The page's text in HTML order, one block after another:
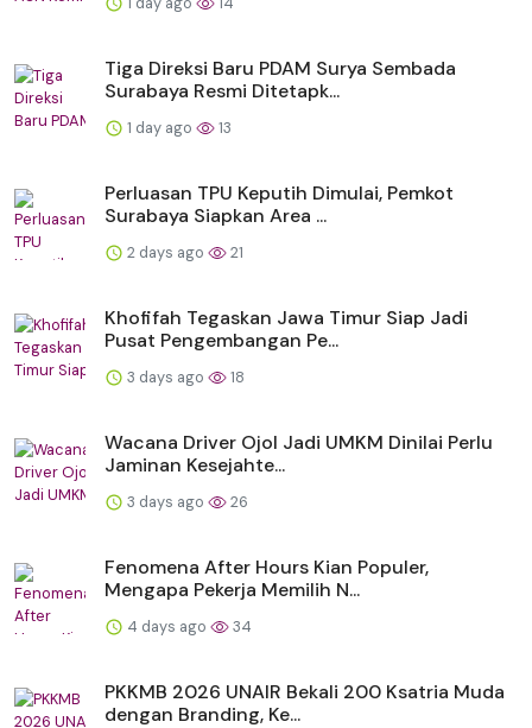
Tiga Direksi Baru PDAM Surya Sembada
Surabaya Resmi Ditetapk...
1 day ago 13
Perluasan TPU Keputih Dimulai, Pemkot
Surabaya Siapkan Area ...
2 days ago 21
Khofifah Tegaskan Jawa Timur Siap Jadi
Pusat Pengembangan Pe...
3 days ago 18
Wacana Driver Ojol Jadi UMKM Dinilai Perlu
Jaminan Kesejahte...
3 days ago 26
Fenomena After Hours Kian Populer,
Mengapa Pekerja Memilih N...
4 days ago 34
PKKMB 2026 UNAIR Bekali 200 Ksatria Muda
dengan Branding, Ke...